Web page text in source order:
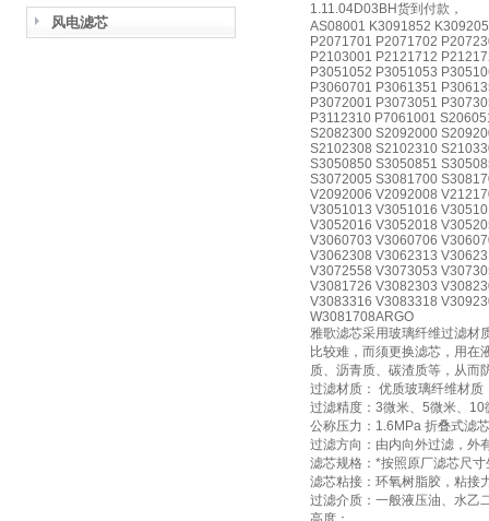
风电滤芯
1.11.04D03BH货到付款，
AS08001 K3091852
P2071701 P2071702
P2103001 P2121712
P3051052 P3051053
P3060701 P3061351
P3072001 P3073051
P3112310 P7061001
S2082300 S2092000
S2102308 S2102310
S3050850 S3050851
S3072005 S3081700
V2092006 V2092008
V3051013 V3051016
V3052016 V3052018
V3060703 V3060706
V3062308 V3062313
V3072558 V3073053
V3081726 V3082303
V3083316 V3083318
W3081708ARGO
雅歌滤芯采用玻璃纤维过滤材
比较难，而须更换滤芯，用在
质、沥青质、碳渣质等，从而
过滤材质： 优质玻璃纤维材质
过滤精度：3微米、5微米、
公称压力：1.6MPa 折叠式滤芯
过滤方向：由内向外过滤，外
滤芯规格：*按照原厂滤芯尺
滤芯粘接：环氧树脂胶，粘接
过滤介质：一般液压油、水乙